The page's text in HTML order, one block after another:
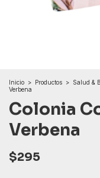
Inicio > Productos > Salud &
Verbena
Colonia
Verbena
$295